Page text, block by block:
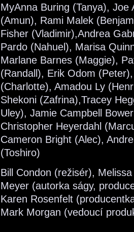
MyAnna Buring (Tanya),
(Amun), Rami Malek
Fisher (Vladimir),Andrea
Pardo (Nahuel), Marisa
Marlane Barnes (Maggie),
(Randall), Erik Odom
(Charlotte), Amadou Ly
Shekoni (Zafrina),Tracey
Uley), Jamie Campbell
Christopher Heyerdahl
Cameron Bright (Alec),
(Toshiro)
Bill Condon (režisér),
Meyer (autorka ságy,
Karen Rosenfelt
Mark Morgan (vedoucí